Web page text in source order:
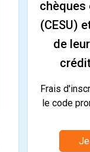
chèques
(CESU)
de
Frais
le code
Je